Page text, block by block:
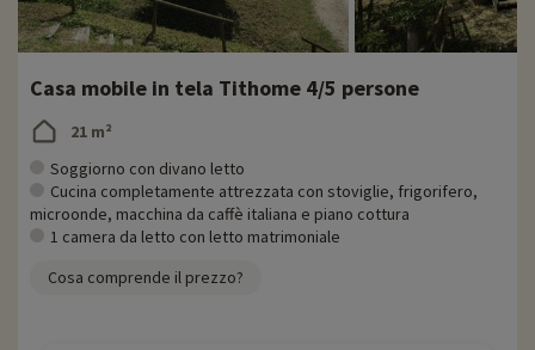
Casa mobile in tela Tithome 4/5 persone
21 m²
Soggiorno con divano letto
Cucina completamente attrezzata con stoviglie, frigorifero,
microonde, macchina da caffè italiana e piano cottura
1 camera da letto con letto matrimoniale
Cosa comprende il prezzo?